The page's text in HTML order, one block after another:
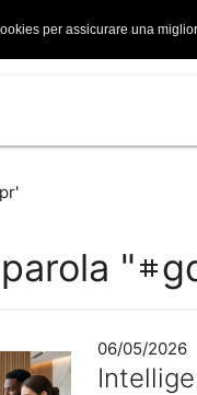
per assicurare una
" tag
06/05/2026